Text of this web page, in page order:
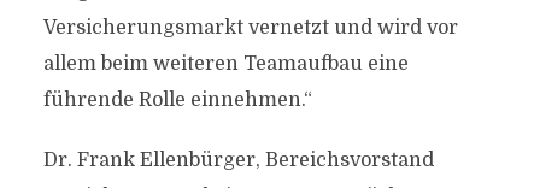
Versicherungsmarkt vernetzt und wird vor
allem beim weiteren Teamaufbau eine
führende Rolle einnehmen.“
Dr. Frank Ellenbürger, Bereichsvorstand